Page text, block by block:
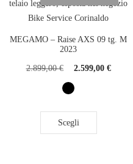
MEGAMO – Raise AXS 09 tg. M
2023
2.899,00€ 2.599,00 €
Scegli